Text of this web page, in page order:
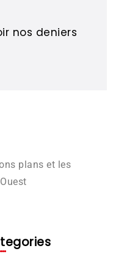
nos deniers
plans et les